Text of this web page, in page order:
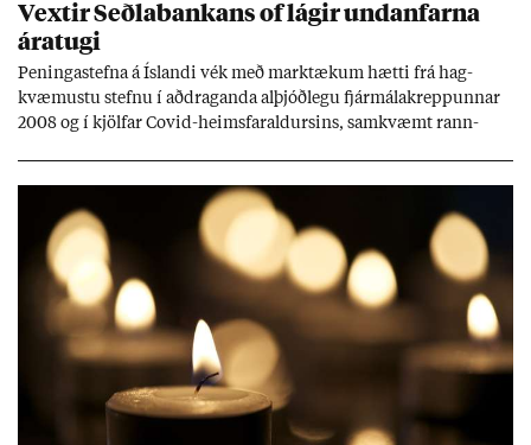
Vext­ir Seðla­bank­ans of lág­ir und­an­farna
ára­tugi
Pen­inga­stefna á Ís­landi vék með mark­tæk­um hætti frá hag­
kvæm­ustu stefnu í að­drag­anda al­þjóð­legu fjár­málakrepp­unn­ar
2008 og í kjöl­far Covid-heims­far­ald­urs­ins, sam­kvæmt rann­